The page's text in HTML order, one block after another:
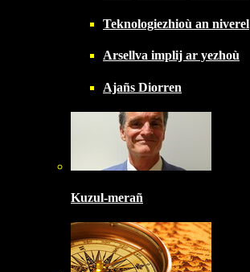
Teknologiezhioù an niverel
Arsellva implij ar yezhoù
Ajañs Diorren
Kuzul-merañ